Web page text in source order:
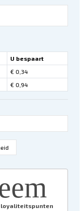
U bespaart
€ 0,34
€ 0,94
loyaliteitspunten